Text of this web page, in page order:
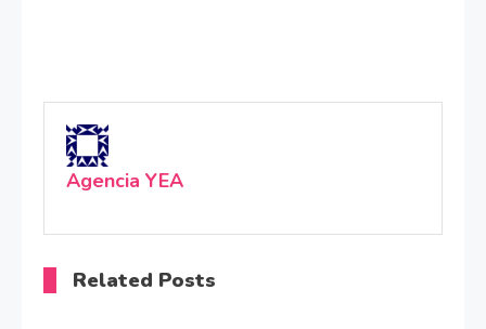
Agencia YEA
Related Posts